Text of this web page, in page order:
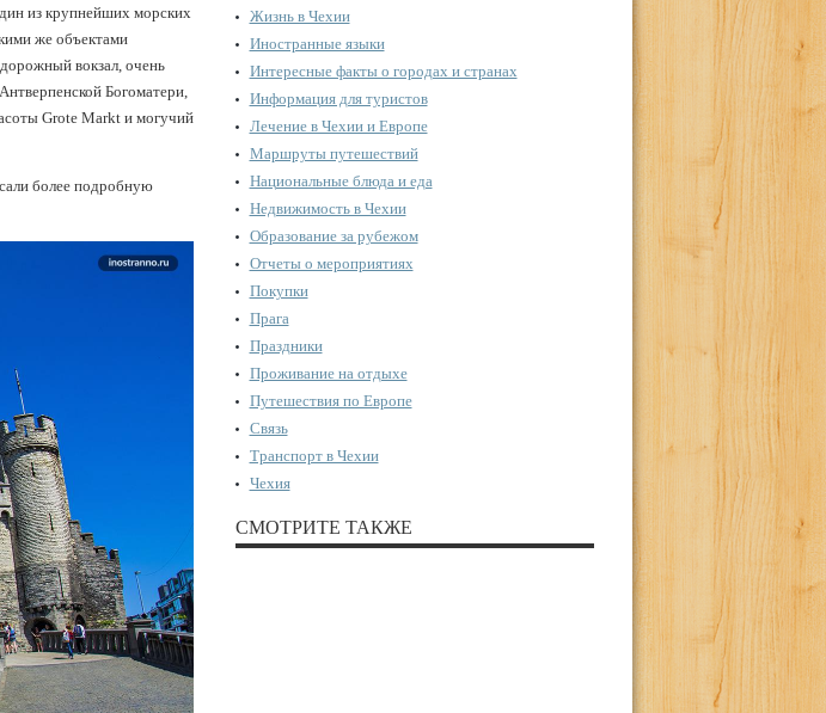
из крупнейших морских
же объектами
вокзал, очень
Богоматери,
Grote Markt и могучий
более подробную
Жизнь в Чехии
Иностранные языки
Интересные факты о городах и странах
Информация для туристов
Лечение в Чехии и Европе
Маршруты путешествий
Национальные блюда и еда
Недвижимость в Чехии
Образование за рубежом
Отчеты о мероприятиях
Покупки
Прага
Праздники
Проживание на отдыхе
Путешествия по Европе
Связь
Транспорт в Чехии
Чехия
СМОТРИТЕ ТАКЖЕ